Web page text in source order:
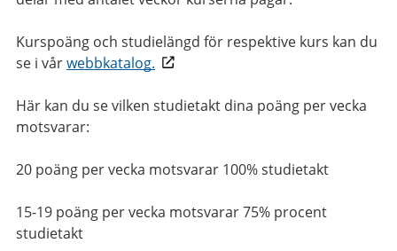
Kurspoäng och studielängd för respektive kurs kan du
se i vårwebbkatalog.
Här kan du se vilken studietakt dina poäng per vecka
motsvarar:
20 poäng per vecka motsvarar 100% studietakt
15-19 poäng per vecka motsvarar 75% procent
studietakt